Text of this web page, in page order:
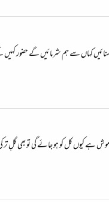
کہاں سے ہم شرمائیں گے حضور کہیں گے
ہے کیوں کل کو ہو جائے گی تو بھی گلِ